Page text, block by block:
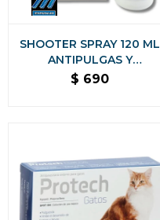
SHOOTER SPRAY 120 ML
ANTIPULGAS Y
GARRAPATAS PARA
$ 690